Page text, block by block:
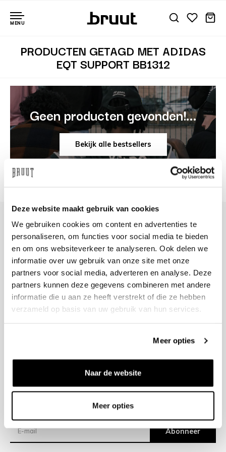
Deze website maakt gebruik van cookies
We gebruiken cookies om content en advertenties te
personaliseren, om functies voor social media te bieden
en om ons websiteverkeer te analyseren. Ook delen we
informatie over uw gebruik van onze site met onze
partners voor social media, adverteren en analyse. Deze
partners kunnen deze gegevens combineren met andere
informatie die u aan ze heeft verstrekt of die ze hebben
verzameld op basis van uw gebruik van hun services.
Meer opties
Naar de website
Meer opties
MENU
PRODUCTEN GETAGD MET ADIDAS
EQT SUPPORT BB1312
Geen producten gevonden!...
Bekijk alle bestsellers
+31 23 205 2006
info@bruut.nl
Contact Formulier
Open tot 21:00
OPENINGSTIJDEN
Verzending
Abonneer